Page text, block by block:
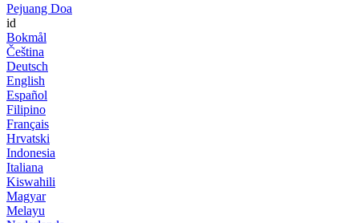
Pejuang Doa
id
Bokmål
Čeština
Deutsch
English
Español
Filipino
Français
Hrvatski
Indonesia
Italiana
Kiswahili
Magyar
Melayu